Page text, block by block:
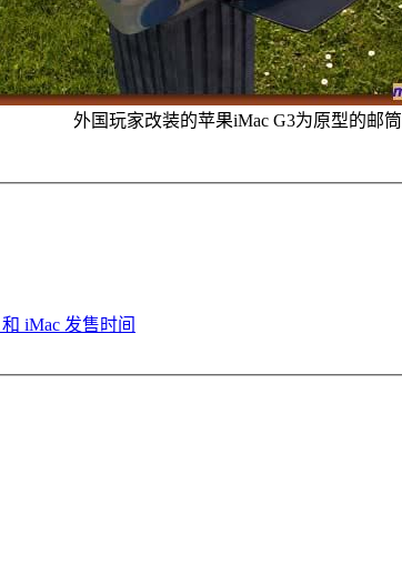
外国玩家改装的苹果iMac G3为原型的邮筒
iMac 发售时间